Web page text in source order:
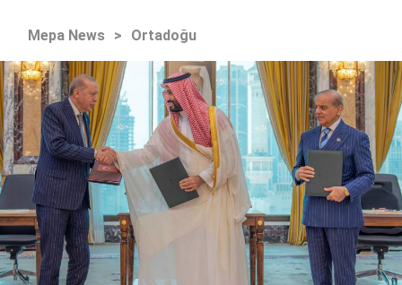
Mepa News > Ortadoğu